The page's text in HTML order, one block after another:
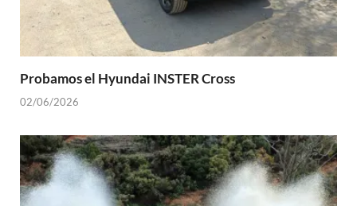
Probamos el Hyundai INSTER Cross
02/06/2026